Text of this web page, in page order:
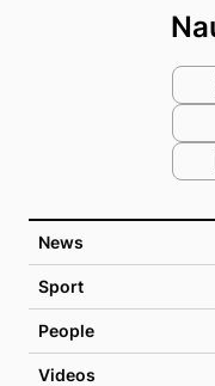
News
Sport
People
Videos